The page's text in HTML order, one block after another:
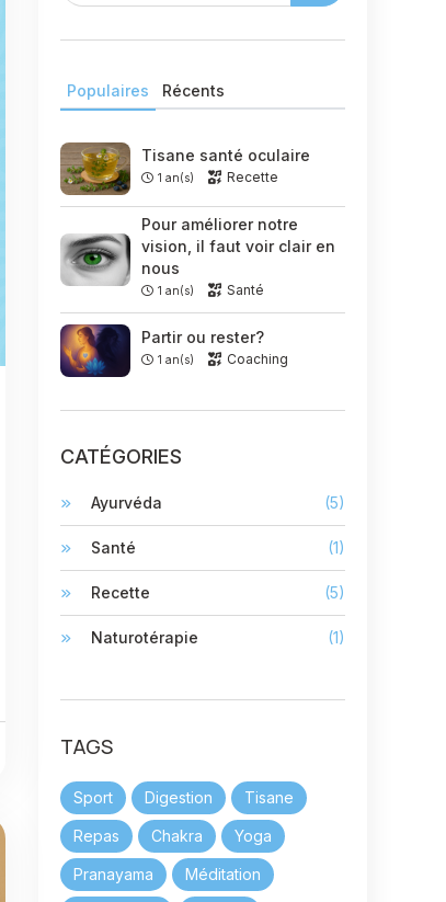
Populaires Récents
Tisane santé oculaire
1 an(s) Recette
Pour améliorer notre
vision, il faut voir clair en
nous
1 an(s) Santé
Partir ou rester?
1 an(s) Coaching
CATÉGORIES
Ayurvéda (5)
Santé (1)
Recette (5)
Naturotérapie (1)
TAGS
Sport Digestion Tisane
Repas Chakra Yoga
Pranayama Méditation